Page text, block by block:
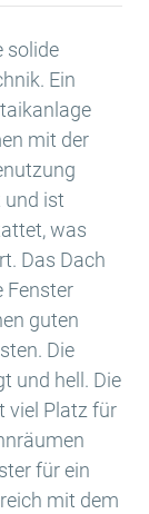
solide
Ein
mit der
und ist
was
Das Dach
Fenster
guten
Die
und hell. Die
viel Platz für
für ein
mit dem